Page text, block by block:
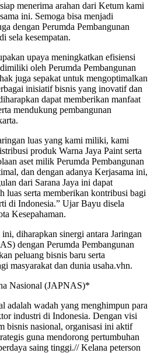
menerima arahan dari Ketum kami
ini. Semoga bisa menjadi
dengan Perumda Pembangunan
sela kesempatan.
upaya meningkatkan efisiensi
oleh Perumda Pembangunan
juga sepakat untuk mengoptimalkan
inisiatif bisnis yang inovatif dan
dapat memberikan manfaat
mendukung pembangunan
luas yang kami miliki, kami
produk Warna Jaya Paint serta
aset milik Perumda Pembangunan
dan dengan adanya Kerjasama ini,
dari Sarana Jaya ini dapat
luas serta memberikan kontribusi bagi
di Indonesia.” Ujar Bayu disela
Kesepahaman.
diharapkan sinergi antara Jaringan
dengan Perumda Pembangunan
peluang bisnis baru serta
masyarakat dan dunia usaha.vhn.
Nasional (JAPNAS)*
adalah wadah yang menghimpun para
industri di Indonesia. Dengan visi
bisnis nasional, organisasi ini aktif
guna mendorong pertumbuhan
saing tinggi.// Kelana peterson